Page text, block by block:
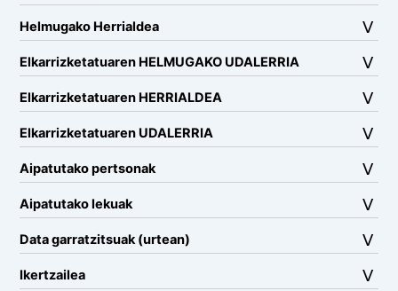
Helmugako Herrialdea
Elkarrizketatuaren HELMUGAKO UDALERRIA
Elkarrizketatuaren HERRIALDEA
Elkarrizketatuaren UDALERRIA
Aipatutako pertsonak
Aipatutako lekuak
Data garratzitsuak (urtean)
Ikertzailea